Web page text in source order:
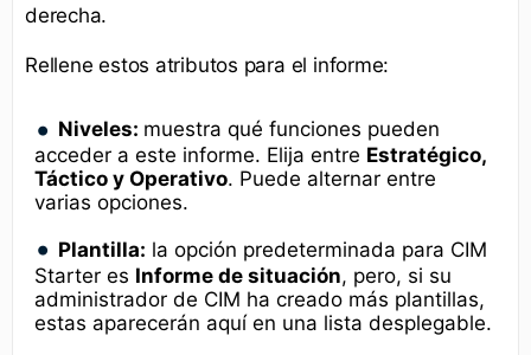
derecha.
Rellene estos atributos para el informe:
Niveles: muestra qué funciones pueden
acceder a este informe. Elija entre Estratégico,
Táctico y Operativo. Puede alternar entre
varias opciones.
Plantilla: la opción predeterminada para CIM
Starter es Informe de situación, pero, si su
administrador de CIM ha creado más plantillas,
estas aparecerán aquí en una lista desplegable.